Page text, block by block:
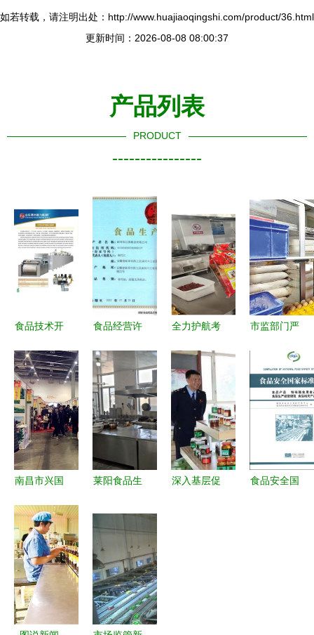
如若转载，请注明出处：http://www.huajiaoqingshi.com/product/36.html
更新时间：2026-08-08 08:00:37
产品列表
PRODUCT
----------------
食品技术开
室到餐桌的
创新之旅
食品经营许
食品生产经
营的法律保
障
全力护航考
商都县市场
监督管理局
开展高考前
学校周边食
品安全专项
检查与技术
市监部门严
小作坊，技
术升级成行
业发展关键
南昌市兴国
业闪耀第十
届中国绿色
食品博览
会，共探食
品技术开发
新未来
莱阳食品生
榜”第二期
技术开发引
领行业变
革，创新驱
动保障舌尖
深入基层促
食品安全国